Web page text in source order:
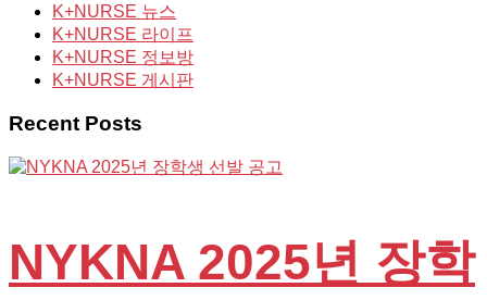
K+NURSE 뉴스
K+NURSE 라이프
K+NURSE 정보방
K+NURSE 게시판
Recent Posts
NYKNA 2025년 장학